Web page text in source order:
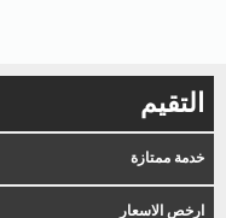
التقيم
خدمة ممتازة
ارخص الاسعار